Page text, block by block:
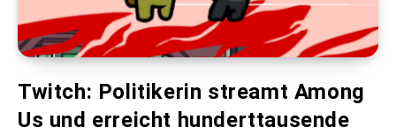
Twitch: Politikerin streamt Among
Us und erreicht hunderttausende